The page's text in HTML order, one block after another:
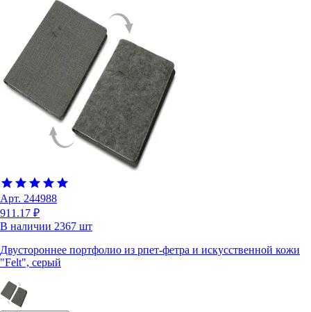
Арт. 244988
911.17 ₽
В наличии 2367 шт
Двустороннее портфолио из рпет-фетра и искусственной кожи
"Felt", серый